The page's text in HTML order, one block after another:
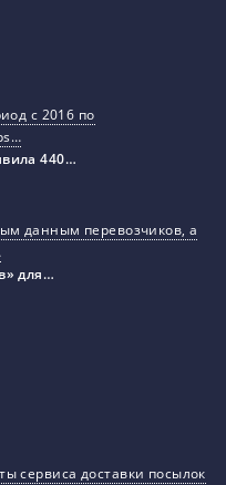
с 2016 по
440…
данным перевозчиков, а
для…
сервиса доставки посылок